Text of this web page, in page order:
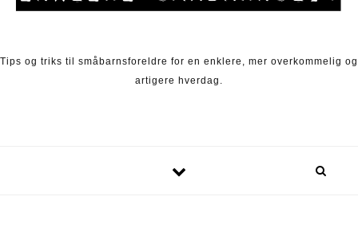
Tips og triks til småbarnsforeldre for en enklere, mer overkommelig og
artigere hverdag.